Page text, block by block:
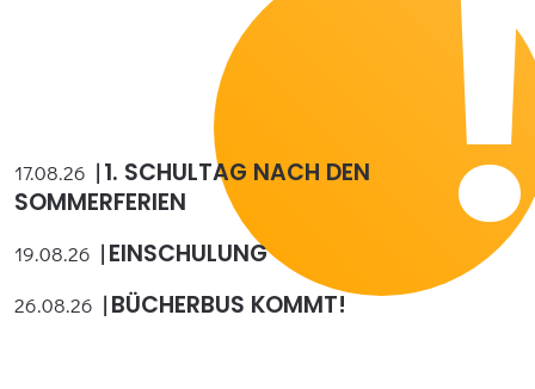
17.08.26
1. SCHULTAG NACH DEN
SOMMERFERIEN
19.08.26 EINSCHULUNG
26.08.26 BÜCHERBUS KOMMT!